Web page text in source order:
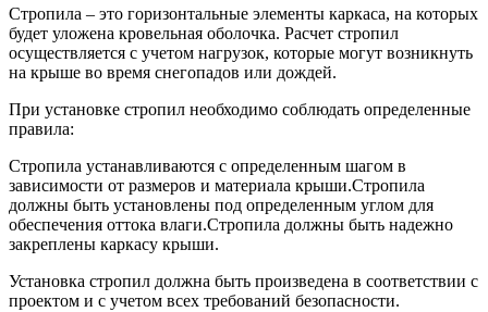
Стропила – это горизонтальные элементы каркаса, на которых
будет уложена кровельная оболочка. Расчет стропил
осуществляется с учетом нагрузок, которые могут возникнуть
на крыше во время снегопадов или дождей.
При установке стропил необходимо соблюдать определенные
правила:
Стропила устанавливаются с определенным шагом в
зависимости от размеров и материала крыши.Стропила
должны быть установлены под определенным углом для
обеспечения оттока влаги.Стропила должны быть надежно
закреплены каркасу крыши.
Установка стропил должна быть произведена в соответствии с
проектом и с учетом всех требований безопасности.